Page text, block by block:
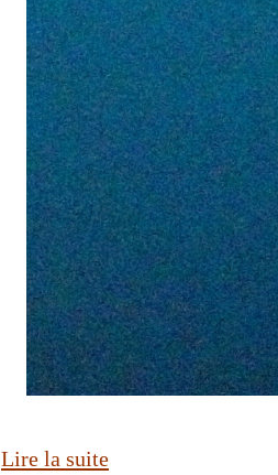
Lire la suite